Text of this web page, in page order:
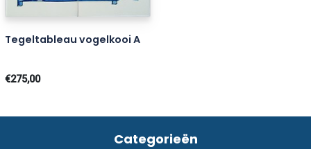
Tegeltableau vogelkooi A
€275,00
Categorieën